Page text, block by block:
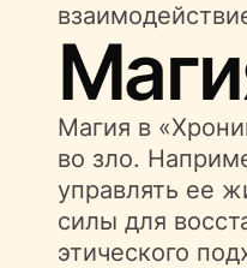
Магия в
во зло.
управлять ее
силы для
этического